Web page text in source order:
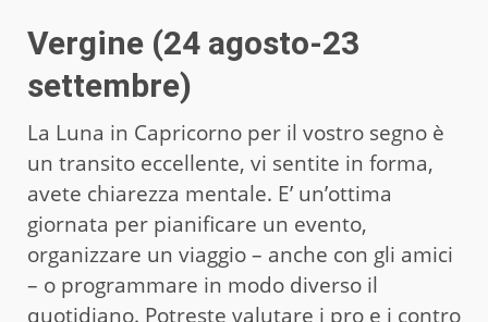
Vergine (24 agosto-23
settembre)
La Luna in Capricorno per il vostro segno è
un transito eccellente, vi sentite in forma,
avete chiarezza mentale. E’ un’ottima
giornata per pianificare un evento,
organizzare un viaggio – anche con gli amici
– o programmare in modo diverso il
quotidiano. Potreste valutare i pro e i contro